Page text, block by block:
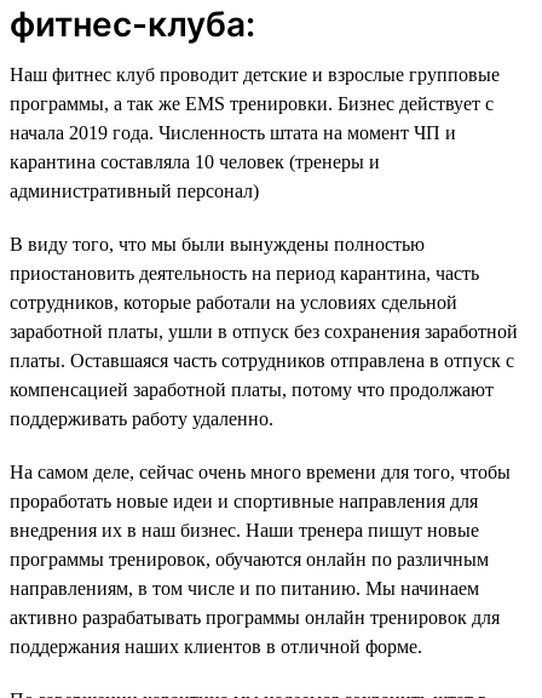
фитнес-клуба:
Наш фитнес клуб проводит детские и взрослые групповые
программы, а так же EMS тренировки. Бизнес действует с
начала 2019 года. Численность штата на момент ЧП и
карантина составляла 10 человек (тренеры и
административный персонал)
В виду того, что мы были вынуждены полностью
приостановить деятельность на период карантина, часть
сотрудников, которые работали на условиях сдельной
заработной платы, ушли в отпуск без сохранения заработной
платы. Оставшаяся часть сотрудников отправлена в отпуск с
компенсацией заработной платы, потому что продолжают
поддерживать работу удаленно.
На самом деле, сейчас очень много времени для того, чтобы
проработать новые идеи и спортивные направления для
внедрения их в наш бизнес. Наши тренера пишут новые
программы тренировок, обучаются онлайн по различным
направлениям, в том числе и по питанию. Мы начинаем
активно разрабатывать программы онлайн тренировок для
поддержания наших клиентов в отличной форме.